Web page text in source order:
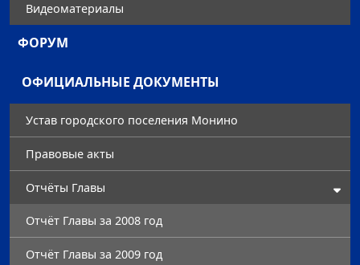
Видеоматериалы
ФОРУМ
ОФИЦИАЛЬНЫЕ ДОКУМЕНТЫ
Устав городского поселения Монино
Правовые акты
Отчёты Главы
Отчёт Главы за 2008 год
Отчёт Главы за 2009 год